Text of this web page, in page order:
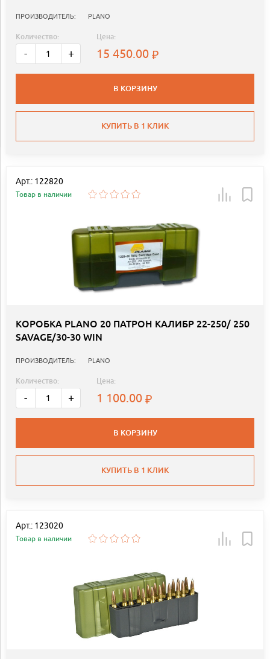
ПРОИЗВОДИТЕЛЬ: PLANO
Количество:
- +
Цена:
15 450.00
В КОРЗИНУ
КУПИТЬ В 1 КЛИК
Арт.: 122820
Товар в наличии
КОРОБКА PLANO 20 ПАТРОН КАЛИБР 22-250/ 250
SAVAGE/30-30 WIN
ПРОИЗВОДИТЕЛЬ: PLANO
Количество:
- +
Цена:
1 100.00
В КОРЗИНУ
КУПИТЬ В 1 КЛИК
Арт.: 123020
Товар в наличии